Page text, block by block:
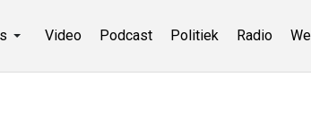
Video Podcast Politiek Radio